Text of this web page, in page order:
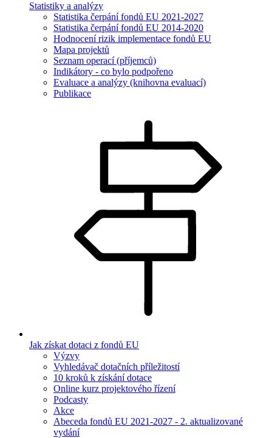
Statistiky a analýzy
Statistika čerpání fondů EU 2021-2027
Statistika čerpání fondů EU 2014-2020
Hodnocení rizik implementace fondů EU
Mapa projektů
Seznam operací (příjemců)
Indikátory - co bylo podpořeno
Evaluace a analýzy (knihovna evaluací)
Publikace
Jak získat dotaci z fondů EU
Výzvy
Vyhledávač dotačních příležitostí
10 kroků k získání dotace
Online kurz projektového řízení
Podcasty
Akce
Abeceda fondů EU 2021-2027 - 2. aktualizované
vydání